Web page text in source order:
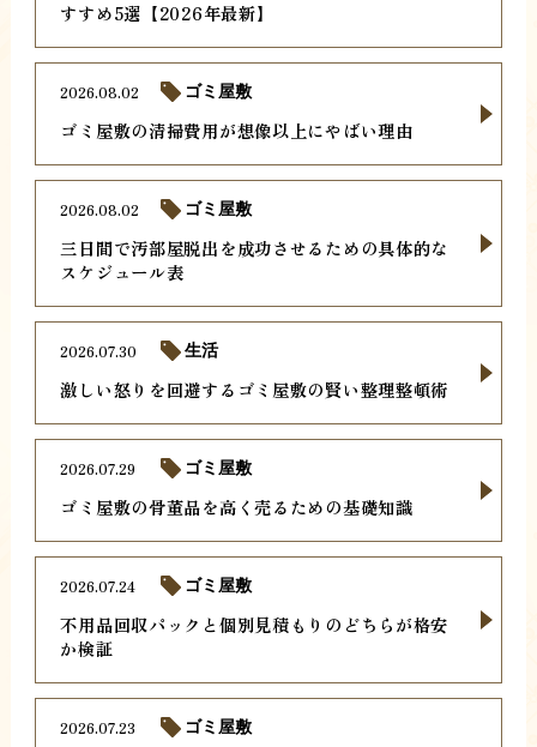
すすめ5選【2026年最新】
ゴミ屋敷の清掃費用が想像以上にやばい理由
2026.08.02 ゴミ屋敷
三日間で汚部屋脱出を成功させるための具体的な
スケジュール表
2026.08.02 ゴミ屋敷
激しい怒りを回避するゴミ屋敷の賢い整理整頓術
2026.07.30 生活
ゴミ屋敷の骨董品を高く売るための基礎知識
2026.07.29 ゴミ屋敷
不用品回収パックと個別見積もりのどちらが格安
か検証
2026.07.24 ゴミ屋敷
2026.07.23 ゴミ屋敷